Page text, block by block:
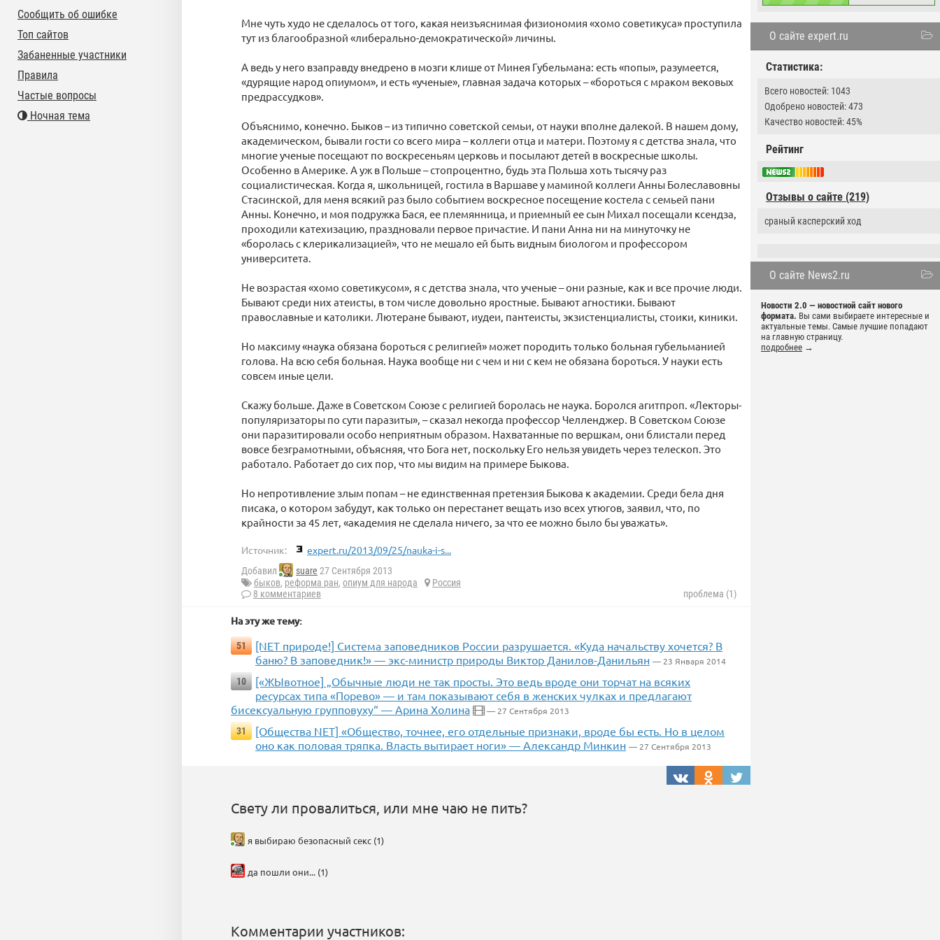
О сайте expert.ru
Статистика:
Всего новостей: 1043
Одобрено новостей: 473
Качество новостей: 45%
Рейтинг
Отзывы о сайте (219)
сраный касперский ход
О сайте News2.ru
Новости 2.0 — новостной сайт нового
формата. Вы сами выбираете интересные и
актуальные темы. Самые лучшие попадают
на главную страницу.
подробнее →
Мне чуть худо не сделалось от того, какая неизъяснимая физиономия «хомо советикуса» проступила
тут из благообразной «либерально-демократической» личины.
А ведь у него взаправду внедрено в мозги клише от Минея Губельмана: есть «попы», разумеется,
«дурящие народ опиумом», и есть «ученые», главная задача которых – «бороться с мраком вековых
предрассудков».
Объяснимо, конечно. Быков – из типично советской семьи, от науки вполне далекой. В нашем дому,
академическом, бывали гости со всего мира – коллеги отца и матери. Поэтому я с детства знала, что
многие ученые посещают по воскресеньям церковь и посылают детей в воскресные школы.
Особенно в Америке. А уж в Польше – стопроцентно, будь эта Польша хоть тысячу раз
социалистическая. Когда я, школьницей, гостила в Варшаве у маминой коллеги Анны Болеславовны
Стасинской, для меня всякий раз было событием воскресное посещение костела с семьей пани
Анны. Конечно, и моя подружка Бася, ее племянница, и приемный ее сын Михал посещали ксендза,
проходили катехизацию, праздновали первое причастие. И пани Анна ни на минуточку не
«боролась с клерикализацией», что не мешало ей быть видным биологом и профессором
университета.
Не возрастая «хомо советикусом», я с детства знала, что ученые – они разные, как и все прочие люди.
Бывают среди них атеисты, в том числе довольно яростные. Бывают агностики. Бывают
православные и католики. Лютеране бывают, иудеи, пантеисты, экзистенциалисты, стоики, киники.
Но максиму «наука обязана бороться с религией» может породить только больная губельманией
голова. На всю себя больная. Наука вообще ни с чем и ни с кем не обязана бороться. У науки есть
совсем иные цели.
Скажу больше. Даже в Советском Союзе с религией боролась не наука. Боролся агитпроп. «Лекторы-
популяризаторы по сути паразиты», – сказал некогда профессор Челленджер. В Советском Союзе
они паразитировали особо неприятным образом. Нахватанные по вершкам, они блистали перед
вовсе безграмотными, объясняя, что Бога нет, поскольку Его нельзя увидеть через телескоп. Это
работало. Работает до сих пор, что мы видим на примере Быкова.
Но непротивление злым попам – не единственная претензия Быкова к академии. Среди бела дня
писака, о котором забудут, как только он перестанет вещать изо всех утюгов, заявил, что, по
крайности за 45 лет, «академия не сделала ничего, за что ее можно было бы уважать».
Источник: expert.ru/2013/09/25/nauka-i-s...
Добавил suare 27 Сентября 2013
быков, реформа ран, опиум для народа
Россия
8 комментариев
проблема (1)
На эту же тему:
51
[NET природе!] Система заповедников России разрушается. «Куда начальству хочется? В
баню? В заповедник!» — экс-министр природы Виктор Данилов-Данильян — 23 Января 2014
10
[«ЖЫвотное] „Обычные люди не так просты. Это ведь вроде они торчат на всяких
ресурсах типа «Порево» — и там показывают себя в женских чулках и предлагают
бисексуальную групповуху“ — Арина Холина
— 27 Сентября 2013
31
[Общества NET] «Общество, точнее, его отдельные признаки, вроде бы есть. Но в целом
оно как половая тряпка. Власть вытирает ноги» — Александр Минкин — 27 Сентября 2013
Свету ли провалиться, или мне чаю не пить?
я выбираю безопасный секс (1)
да пошли они... (1)
Комментарии участников:
Сообщить об ошибке
Топ сайтов
Забаненные участники
Правила
Частые вопросы
Ночная тема